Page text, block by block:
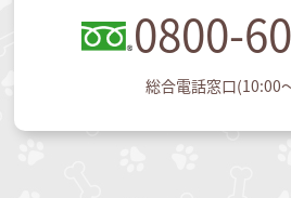
0800-
総合電話窓口(10:00